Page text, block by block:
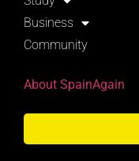
Business
Community
About SpainAgain